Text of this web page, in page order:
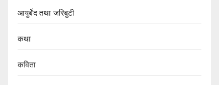
आयुर्बेद तथा जरिबुटी
कथा
कविता